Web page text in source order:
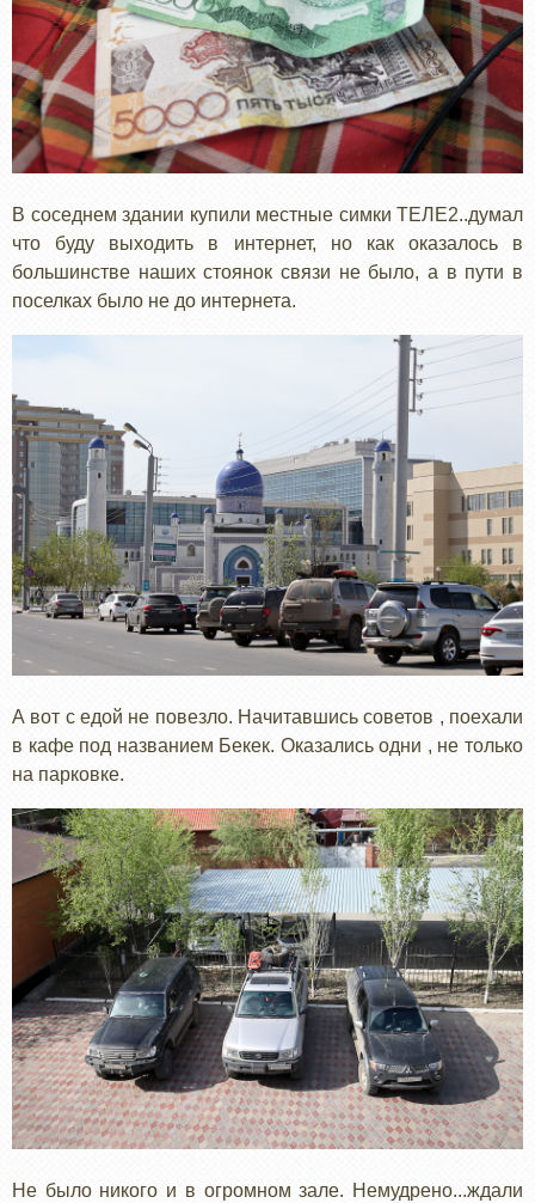
В соседнем здании купили местные симки ТЕЛЕ2..думал
что буду выходить в интернет, но как оказалось в
большинстве наших стоянок связи не было, а в пути в
поселках было не до интернета.
А вот с едой не повезло. Начитавшись советов , поехали
в кафе под названием Бекек. Оказались одни , не только
на парковке.
Не было никого и в огромном зале. Немудрено...ждали